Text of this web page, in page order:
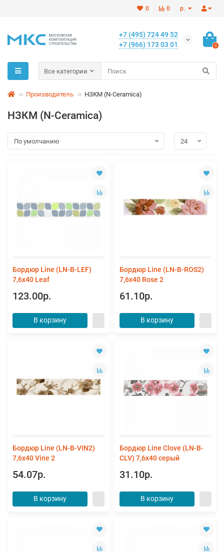
р.
0
0
+7 (495) 724 49 52
+7 (966) 173 03 01
0
Все категории
Производитель НЗКМ (N-Ceramica)
НЗКМ (N-Ceramica)
Бордюр Line (LN-B-LEF)
7,6х40 Leaf
123.00р.
В корзину
Бордюр Line (LN-B-ROS2)
7,6х40 Rose 2
61.10р.
В корзину
Бордюр Line (LN-B-VIN2)
7,6х40 Vine 2
54.07р.
В корзину
Бордюр Line Clove (LN-B-
CLV) 7,6x40 серый
31.10р.
В корзину